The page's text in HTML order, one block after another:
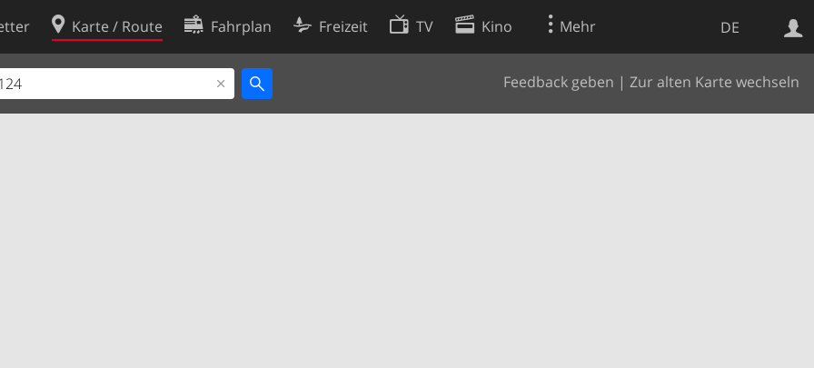
DE
Karte / Route Fahrplan Freizeit TV Kino Mehr
Feedback geben | Zur alten Karte wechseln
Websuche
Cookie-Richtlinie
Cookie-Einstellungen